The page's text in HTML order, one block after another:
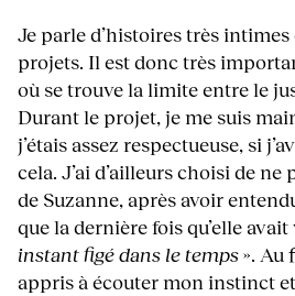
Je parle d’histoires très intimes
projets. Il est donc très
où se trouve la limite entre le
Durant le projet, je me suis
j’étais assez respectueuse, si
cela. J’ai d’ailleurs choisi de ne
de Suzanne, après avoir
que la dernière fois qu’elle avait
instant figé dans le temps». Au
appris à écouter mon instinct